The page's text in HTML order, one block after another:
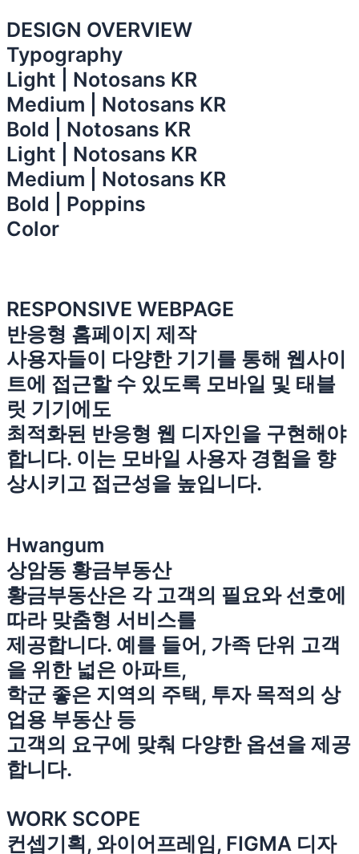
DESIGN OVERVIEW
Typography
Light | Notosans KR
Medium | Notosans KR
Bold | Notosans KR
Light | Notosans KR
Medium | Notosans KR
Bold | Poppins
Color
RESPONSIVE WEBPAGE
반응형 홈페이지 제작
사용자들이 다양한 기기를 통해 웹사이
트에 접근할 수 있도록 모바일 및 태블
릿 기기에도
최적화된 반응형 웹 디자인을 구현해야
합니다. 이는 모바일 사용자 경험을 향
상시키고 접근성을 높입니다.
Hwangum
상암동 황금부동산
황금부동산은 각 고객의 필요와 선호에
따라 맞춤형 서비스를
제공합니다. 예를 들어, 가족 단위 고객
을 위한 넓은 아파트,
학군 좋은 지역의 주택, 투자 목적의 상
업용 부동산 등
고객의 요구에 맞춰 다양한 옵션을 제공
합니다.
WORK SCOPE
컨셉기획, 와이어프레임, FIGMA 디자